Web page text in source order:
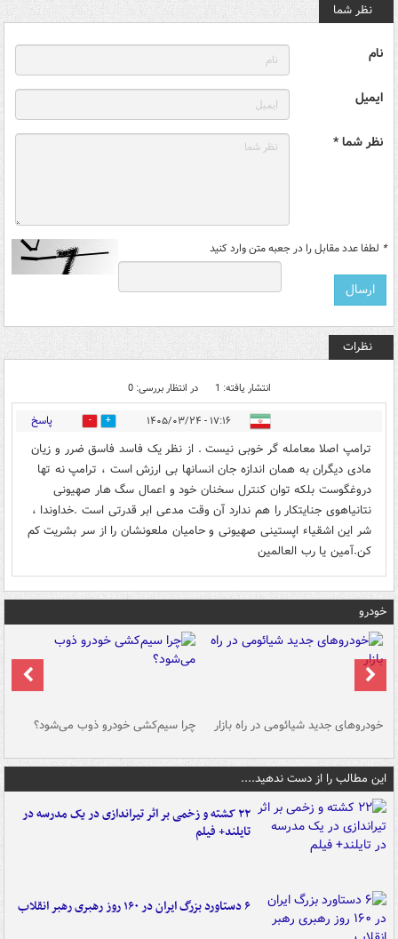
نظر شما
نام
ایمیل
نظر شما *
* لطفا عدد مقابل را در جعبه متن وارد کنید
نظرات
انتشار یافته: 1 در انتظار بررسی: 0
۱۷:۱۶ - ۱۴۰۵/۰۳/۲۴ 0 پاسخ
ترامپ اصلا معامله گر خوبی نیست . از نظر یک فاسد فاسق ضرر و زیان
مادی دیگران به همان اندازه جان انسانها بی ارزش است ، ترامپ نه تها
دروغگوست بلکه توان کنترل سخنان خود و اعمال سگ هار صهیونی
نتانیاهوی جنایتکار را هم ندارد آن وقت مدعی ابر قدرتی است .خداوندا ،
شر این اشقیاء اپستینی صهیونی و حامیان ملعونشان را از سر بشریت کم
کن.آمین یا رب العالمین
خودرو
خودروهای جدید شیائومی در راه بازار چرا سیم‌کشی خودرو ذوب می‌شود؟
این مطالب را از دست ندهید....
۲۲ کشته و زخمی بر اثر تیراندازی در یک مدرسه در
تایلند+ فیلم
۶ دستاورد بزرگ ایران در ۱۶۰ روز رهبری رهبر انقلاب